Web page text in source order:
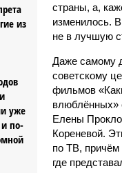
из
уже
по-
страны, а,
изменилось.
не в лучшую
Даже самому
советскому
фильмов
влюблённых»
Елены
Кореневой.
по ТВ, причём
где